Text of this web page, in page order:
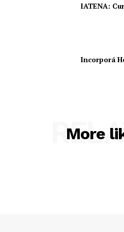
IATENA:
Incorporá
More